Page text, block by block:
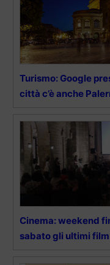
Turismo: Google
città c’è anche
Cinema: weekend
sabato gli ultimi